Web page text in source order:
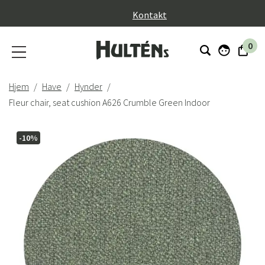
Kontakt
0
Hjem Have
Hynder
Fleur chair, seat cushion A626 Crumble Green Indoor
-10%